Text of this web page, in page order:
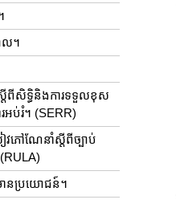
ល។
ពីសិទ្ធិនិងការទទួលខុស
អប់រំ។ (SERR)
ភៅណែនាំស្តីពីច្បាប់
នប្រយោជន៍។